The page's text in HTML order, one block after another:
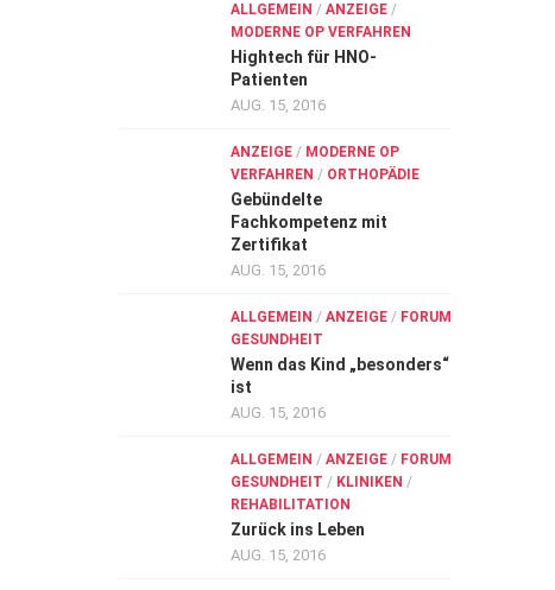
ALLGEMEIN / ANZEIGE /
MODERNE OP VERFAHREN
Hightech für HNO-
Patienten
AUG. 15, 2016
ANZEIGE / MODERNE OP
VERFAHREN / ORTHOPÄDIE
Gebündelte
Fachkompetenz mit
Zertifikat
AUG. 15, 2016
ALLGEMEIN / ANZEIGE / FORUM
GESUNDHEIT
Wenn das Kind „besonders“
ist
AUG. 15, 2016
ALLGEMEIN / ANZEIGE / FORUM
GESUNDHEIT / KLINIKEN /
REHABILITATION
Zurück ins Leben
AUG. 15, 2016